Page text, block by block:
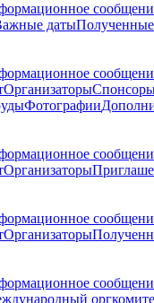
даты
Организаторы
Фотографии
Организаторы
Организаторы